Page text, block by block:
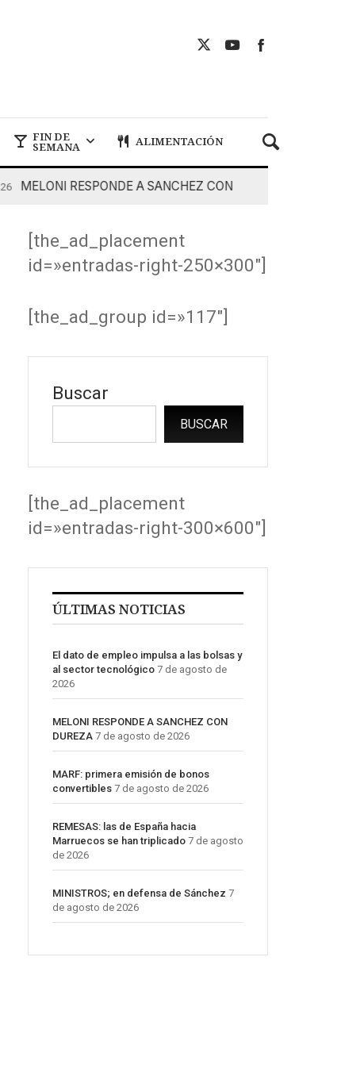
FIN DE
SEMANA ALIMENTACIÓN
MELONI RESPONDE A SANCHEZ CON DUREZA
[the_ad_placement
id=»entradas-right-250×300″]
[the_ad_group id=»117″]
Buscar
BUSCAR
[the_ad_placement
id=»entradas-right-300×600″]
ÚLTIMAS NOTICIAS
El dato de empleo impulsa a las bolsas y
al sector tecnológico 7 de agosto de
2026
MELONI RESPONDE A SANCHEZ CON
DUREZA 7 de agosto de 2026
MARF: primera emisión de bonos
convertibles 7 de agosto de 2026
REMESAS: las de España hacia
Marruecos se han triplicado 7 de agosto
de 2026
MINISTROS; en defensa de Sánchez 7
de agosto de 2026